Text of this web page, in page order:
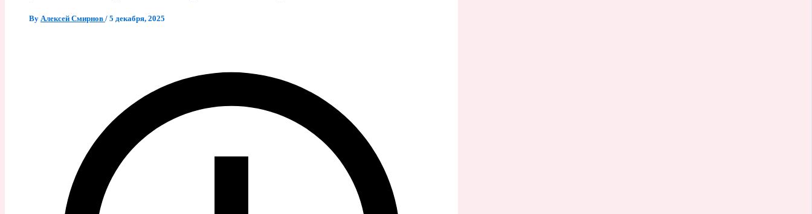
By Алексей Смирнов / 5 декабря, 2025